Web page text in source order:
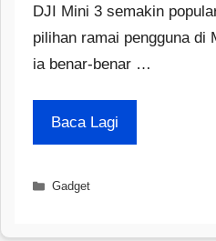
DJI Mini 3 semakin
pilihan ramai pengguna di
ia benar-benar …
Baca Lagi
Categories
Gadget